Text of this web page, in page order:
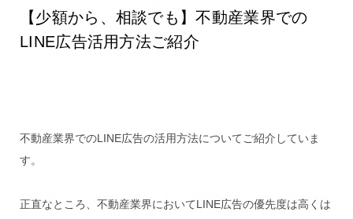
【少額から、相談でも】不動産業界での
LINE広告活用方法ご紹介
不動産業界でのLINE広告の活用方法についてご紹介していま
す。
正直なところ、不動産業界においてLINE広告の優先度は高くは